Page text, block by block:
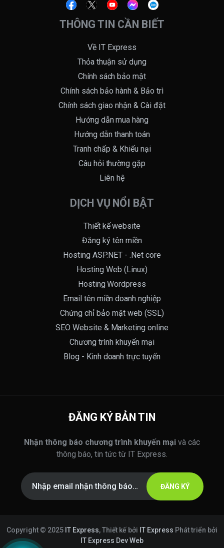
THÔNG TIN CẦN BIẾT
Về IT Express
Thỏa thuận sử dụng
Chính sách bảo mật
Chính sách bảo hành & Bảo trì
Chính sách giao nhận & Cài đặt
Hướng dẫn mua hàng
Hướng dẫn thanh toán
Tranh chấp & Khiếu nại
Câu hỏi thường gặp
Liên hệ
DỊCH VỤ NỔI BẬT
Thiết kế website
Đăng ký tên miền
Hosting ASP.NET - .Net core
Hosting Web (Linux)
Hosting Wordpress
Email tên miền doanh nghiệp
Chứng chỉ bảo mật web (SSL)
SEO Website & Marketing online
Chương trình khuyến mại
Blog - Kinh doanh trực tuyến
ĐĂNG KÝ BẢN TIN
Nhận thông báo chương trình khuyến mại và các
thông báo, tin tức từ IT Express.
ĐĂNG KÝ
Copyright © 2025 IT Express, Thiết kế bởi IT Express Phát triển bởi
IT Express Dev Web